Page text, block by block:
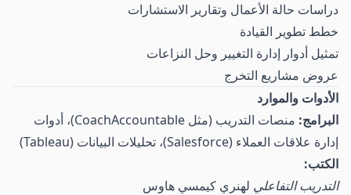
دراسات حالة الأعمال وتقارير الاستشارات
خطط تطوير القيادة
تمثيل أدوار إدارة التغيير وحل النزاعات
عروض مشاريع التخرج
الأدوات والموارد
البرامج:
منصات التدريب (مثل CoachAccountable)، أدوات
إدارة علاقات العملاء (Salesforce)، تحليلات البيانات (Tableau)
الكتب:
التدريب التفاعلي لهنري كيمسي هاوس